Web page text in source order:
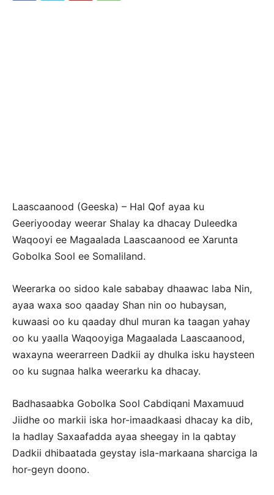
Laascaanood (Geeska) – Hal Qof ayaa ku
Geeriyooday weerar Shalay ka dhacay Duleedka
Waqooyi ee Magaalada Laascaanood ee Xarunta
Gobolka Sool ee Somaliland.
Weerarka oo sidoo kale sababay dhaawac laba Nin,
ayaa waxa soo qaaday Shan nin oo hubaysan,
kuwaasi oo ku qaaday dhul muran ka taagan yahay
oo ku yaalla Waqooyiga Magaalada Laascaanood,
waxayna weerarreen Dadkii ay dhulka isku haysteen
oo ku sugnaa halka weerarku ka dhacay.
Badhasaabka Gobolka Sool Cabdiqani Maxamuud
Jiidhe oo markii iska hor-imaadkaasi dhacay ka dib,
la hadlay Saxaafadda ayaa sheegay in la qabtay
Dadkii dhibaatada geystay isla-markaana sharciga la
hor-geyn doono.